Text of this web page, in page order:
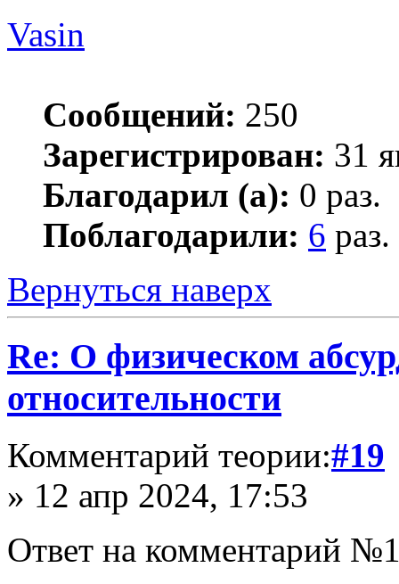
Vasin
Сообщений: 250
Зарегистрирован: 31
Благодарил (а): 0 раз.
Поблагодарили: 6 раз.
Вернуться наверх
Re: О физическом
относительности
Комментарий теории:#19
» 12 апр 2024, 17:53
Ответ на комментарий